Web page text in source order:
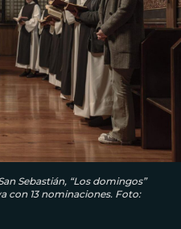
Sebastián, “Los domingos”
con 13 nominaciones. Foto: